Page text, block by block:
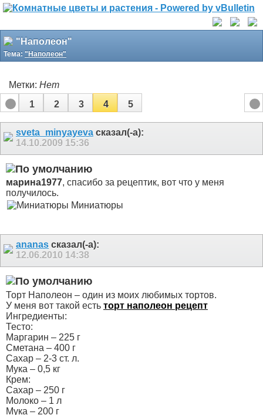
"Наполеон"
Тема: "Наполеон"
Метки: Нет
1
2 3 4 5
sveta_minyayeva сказал(-а):
14.10.2009 15:36
марина1977, спасибо за рецептик, вот что у меня
получилось.
Миниатюры
ananas сказал(-а):
12.06.2010 14:38
Торт Наполеон – один из моих любимых тортов.
У меня вот такой есть торт наполеон рецепт
Ингредиенты:
Тесто:
Маргарин – 225 г
Сметана – 400 г
Сахар – 2-3 ст. л.
Мука – 0,5 кг
Крем:
Сахар – 250 г
Молоко – 1 л
Мука – 200 г